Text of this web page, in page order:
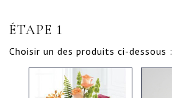
ÉTAPE 1
Choisir un des produits ci-dessous :